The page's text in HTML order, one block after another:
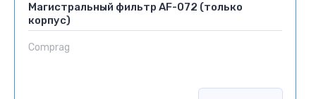
Магистральный фильтр AF-072 (только
корпус)
Comprag